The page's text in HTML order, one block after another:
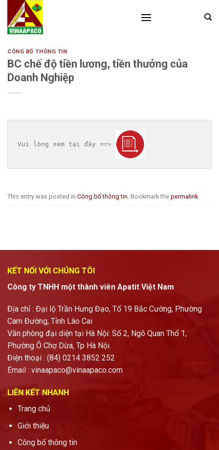
content
CÔNG BỐ THÔNG TIN
BC chế độ tiền lương, tiền thưởng của
Doanh Nghiệp
Vui lòng xem tại đây ==>
This entry was posted in Công bố thông tin . Bookmark the permalink
KẾT NỐI VỚI CHÚNG TÔI
Công ty TNHH một thành viên Apatit Việt Nam
Địa chỉ : Đại lộ Trần Hưng Đạo, Tổ 19 Bắc Cường, Phường
Cam Đường, Tỉnh Lào Cai
Văn phòng đại diện tại Hà Nội: Số 2, Ngõ Quan Thổ 1,
Phường Ô Chợ Dừa, Tp Hà Nội.
Điện thoại : (84) 0214 3852 252
Email : vinaapaco@vinaapaco.com
LIÊN KẾT NHANH
Trang chủ
Giới thiệu
Công bố thông tin